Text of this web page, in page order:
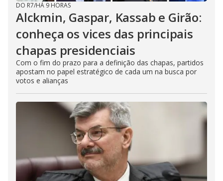
DO R7/HÁ 9 HORAS
Alckmin, Gaspar, Kassab e Girão:
conheça os vices das principais
chapas presidenciais
Com o fim do prazo para a definição das chapas, partidos
apostam no papel estratégico de cada um na busca por
votos e alianças